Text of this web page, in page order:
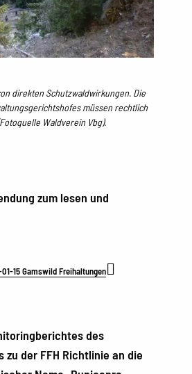
direkten Schutzwaldwirkungen. Die
müssen rechtlich
Waldverein Vbg).
zum lesen und
15 Gamswild Freihaltungen
des
zu der FFH Richtlinie an die